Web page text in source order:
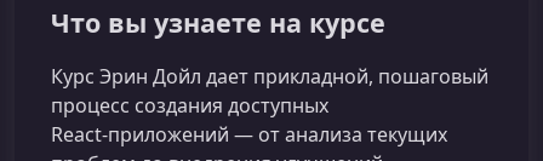
Что вы узнаете на курсе
Курс Эрин Дойл дает прикладной, пошаговый
процесс создания доступных
React‑приложений — от анализа текущих